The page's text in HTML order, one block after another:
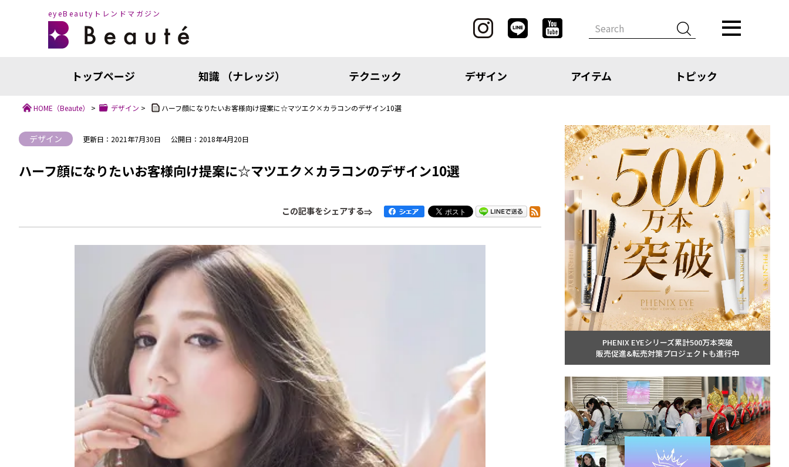
デザイン
eyeBeautyトレンドマガジン
トップページ 知識 （ナレッジ） テクニック デザイン アイテム トピック
HOME （Beaute） > デザイン > ハーフ顔になりたいお客様向け提案に☆マツエク×カラコンのデザイン10選
デザイン 更新日：2021年7月30日 公開日：2018年4月20日
ハーフ顔になりたいお客様向け提案に☆マツエク×カラコンのデザイン10選
この記事をシェアする
PHENIX EYEシリーズ累計500万本突破
販売促進&転売対策プロジェクトも進行中